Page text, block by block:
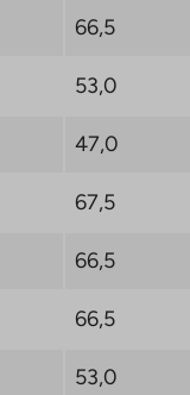
66,5
53,0
47,0
67,5
66,5
66,5
53,0